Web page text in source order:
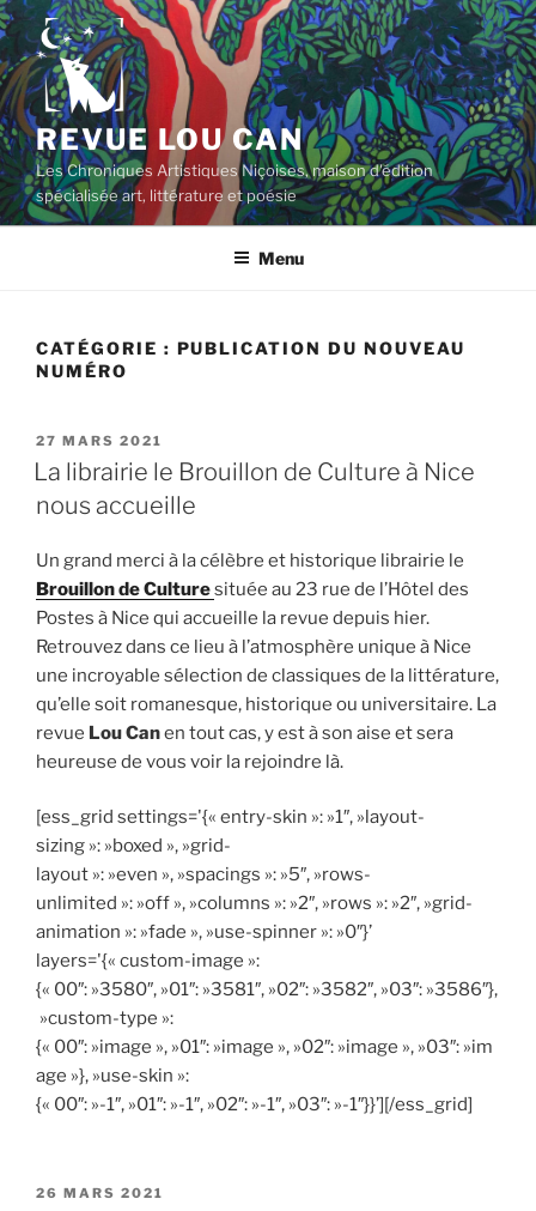
Aller
au
contenu
principal
REVUE LOU CAN
Les Chroniques Artistiques Niçoises, maison d'édition
spécialisée art, littérature et poésie
Menu
CATÉGORIE : PUBLICATION DU NOUVEAU
NUMÉRO
PUBLIÉ
LE
27 MARS 2021
La librairie le Brouillon de Culture à Nice
nous accueille
Un grand merci à la célèbre et historique librairie le
Brouillon de Culturesituée au 23 rue de l’Hôtel des
Postes à Nice qui accueille la revue depuis hier.
Retrouvez dans ce lieu à l’atmosphère unique à Nice
une incroyable sélection de classiques de la littérature,
qu’elle soit romanesque, historique ou universitaire. La
revue Lou Canen tout cas, y est à son aise et sera
heureuse de vous voir la rejoindre là.
[ess_grid settings='{« entry-skin »: »1″, »layout-
sizing »: »boxed », »grid-
layout »: »even », »spacings »: »5″, »rows-
unlimited »: »off », »columns »: »2″, »rows »: »2″, »grid-
animation »: »fade », »use-spinner »: »0″}’
layers='{« custom-image »:
{« 00″: »3580″, »01″: »3581″, »02″: »3582″, »03″: »3586″},
»custom-type »:
{« 00″: »image », »01″: »image », »02″: »image », »03″: »im
age »}, »use-skin »:
{« 00″: »-1″, »01″: »-1″, »02″: »-1″, »03″: »-1″}}’][/ess_grid]
PUBLIÉ
26 MARS 2021